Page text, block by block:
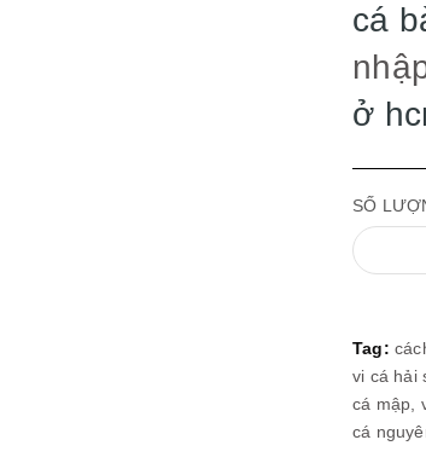
cá
ở
SỐ
Tag:
vi cá hải
cá mập,
cá